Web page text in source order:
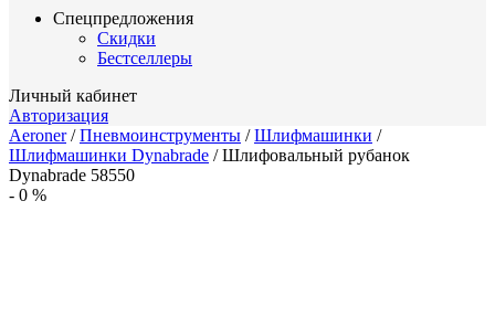
Спецпредложения
Скидки
Бестселлеры
Личный кабинет
Авторизация
Aeroner/Пневмоинструменты /Шлифмашинки /
Шлифмашинки Dynabrade /Шлифовальный рубанок
Dynabrade 58550
- 0 %